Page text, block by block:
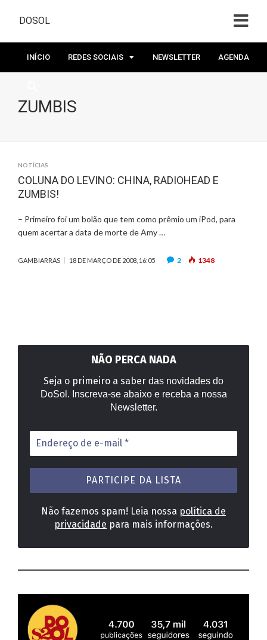
DOSOL
INÍCIO REDES SOCIAIS NEWSLETTER AGENDA
ZUMBIS
NOTÍCIAS
COLUNA DO LEVINO: CHINA, RADIOHEAD E
ZUMBIS!
– Primeiro foi um bolão que tem como prêmio um iPod, para
quem acertar a data de morte de Amy …
GAMBIARRAS 18 DE MARÇO DE 2008, 16:05 2 1348
NÃO PERCA NADA
Seja o primeiro a saber das novidades do
DoSol. Inscreva-se abaixo e receba a nossa
Newsletter.
Endereço
de
e-
mail
Não fazemos spam! Leia nossa política de
privacidade para mais informações.